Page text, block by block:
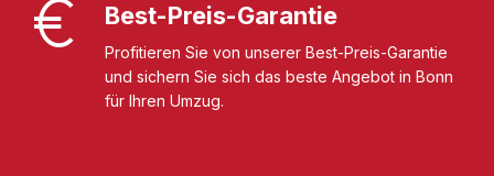
Best-Preis-Garantie
Profitieren Sie von unserer Best-Preis-Garantie
und sichern Sie sich das beste Angebot in Bonn
für Ihren Umzug.